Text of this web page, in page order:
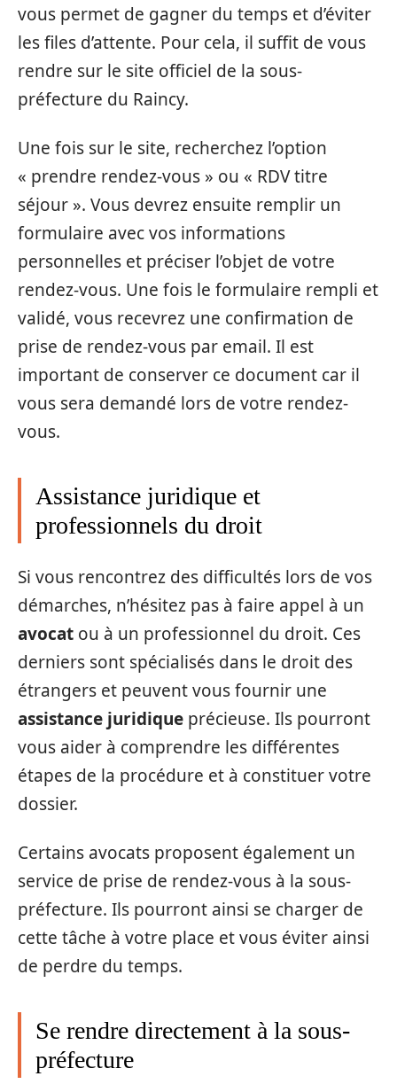
vous permet de gagner du temps et d’éviter
les files d’attente. Pour cela, il suffit de vous
rendre sur le site officiel de la sous-
préfecture du Raincy.
Une fois sur le site, recherchez l’option
« prendre rendez-vous » ou « RDV titre
séjour ». Vous devrez ensuite remplir un
formulaire avec vos informations
personnelles et préciser l’objet de votre
rendez-vous. Une fois le formulaire rempli et
validé, vous recevrez une confirmation de
prise de rendez-vous par email. Il est
important de conserver ce document car il
vous sera demandé lors de votre rendez-
vous.
Assistance juridique et
professionnels du droit
Si vous rencontrez des difficultés lors de vos
démarches, n’hésitez pas à faire appel à un
avocat ou à un professionnel du droit. Ces
derniers sont spécialisés dans le droit des
étrangers et peuvent vous fournir une
assistance juridique précieuse. Ils pourront
vous aider à comprendre les différentes
étapes de la procédure et à constituer votre
dossier.
Certains avocats proposent également un
service de prise de rendez-vous à la sous-
préfecture. Ils pourront ainsi se charger de
cette tâche à votre place et vous éviter ainsi
de perdre du temps.
Se rendre directement à la sous-
préfecture